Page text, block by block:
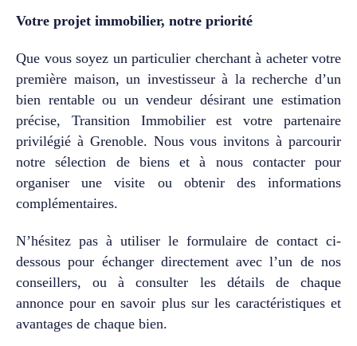
élégante, où chaque espace
place. Transition Immobilier
accompagne une clientèle
exigeante dans la réalisation
mesure, avec discrétion et
engagement. 📞 Nous vous
invitons à nous contacter
pour une découverte privée
de ce bien confidentiel.
Votre projet immobilier, notre priorité
Que vous soyez un particulier cherchant à acheter votre
première maison, un investisseur à la recherche d’un
bien rentable ou un vendeur désirant une estimation
précise, Transition Immobilier est votre partenaire
privilégié à Grenoble. Nous vous invitons à parcourir
notre sélection de biens et à nous contacter pour
organiser une visite ou obtenir des informations
complémentaires.
N’hésitez pas à utiliser le formulaire de contact ci-
dessous pour échanger directement avec l’un de nos
conseillers, ou à consulter les détails de chaque
annonce pour en savoir plus sur les caractéristiques et
avantages de chaque bien.